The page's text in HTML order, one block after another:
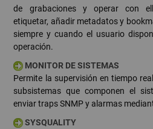
de grabaciones y operar con
etiquetar, añadir metadatos y
siempre y cuando el usuario
operación.
MONITOR DE SISTEMAS
Permite la supervisión en tiempo
subsistemas que componen el
enviar traps SNMP y alarmas
SYSQUALITY